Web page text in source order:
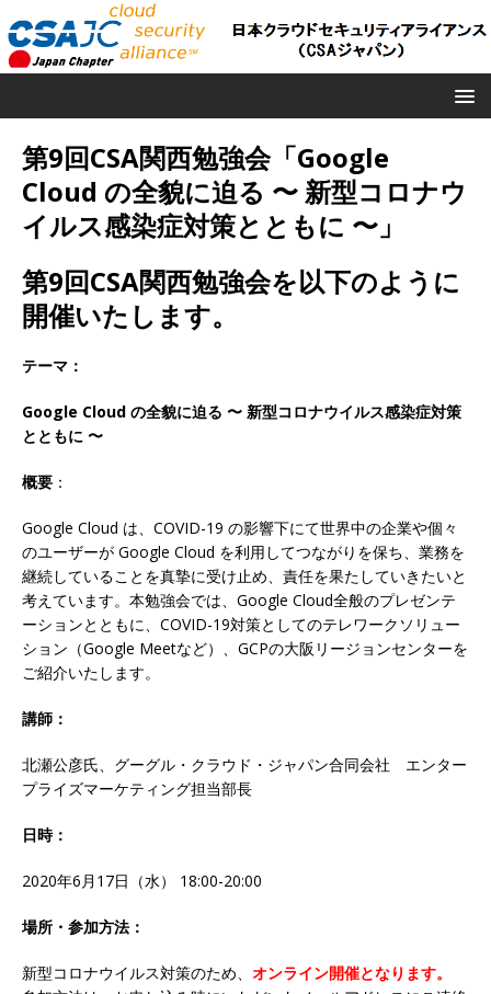
第9回CSA関西勉強会「Google
Cloud の全貌に迫る 〜 新型コロナウ
イルス感染症対策とともに 〜」
第9回CSA関西勉強会を以下のように
開催いたします。
テーマ：
Google Cloud の全貌に迫る 〜 新型コロナウイルス感染症対策
とともに 〜
概要 ：
Google Cloud は、COVID-19 の影響下にて世界中の企業や個々
のユーザーが Google Cloud を利用してつながりを保ち、業務を
継続していることを真摯に受け止め、責任を果たしていきたいと
考えています。本勉強会では、Google Cloud全般のプレゼンテ
ーションとともに、COVID-19対策としてのテレワークソリュー
ション（Google Meetなど）、GCPの大阪リージョンセンターを
ご紹介いたします。
講師：
北瀬公彦氏、グーグル・クラウド・ジャパン合同会社 エンター
プライズマーケティング担当部長
日時：
2020年6月17日（水） 18:00-20:00
場所・参加方法：
新型コロナウイルス対策のため、 オンライン開催となります。